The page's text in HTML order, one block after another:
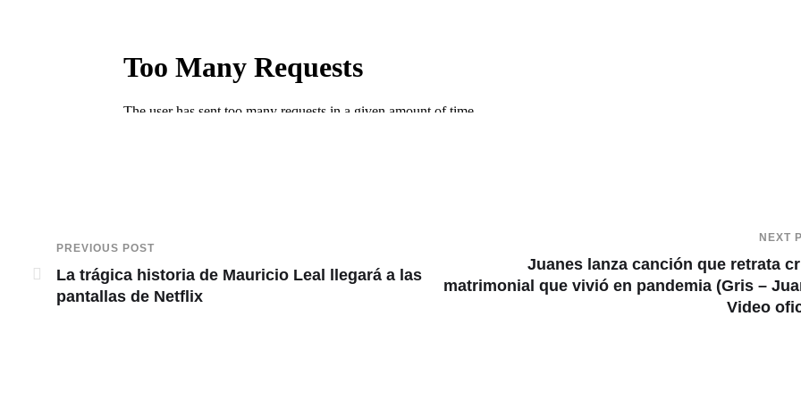
PREVIOUS POST
La trágica historia de Mauricio Leal llegará a las
pantallas de Netflix
NEXT
Juanes lanza canción que retrata
matrimonial que vivió en pandemia (Gris –
Video